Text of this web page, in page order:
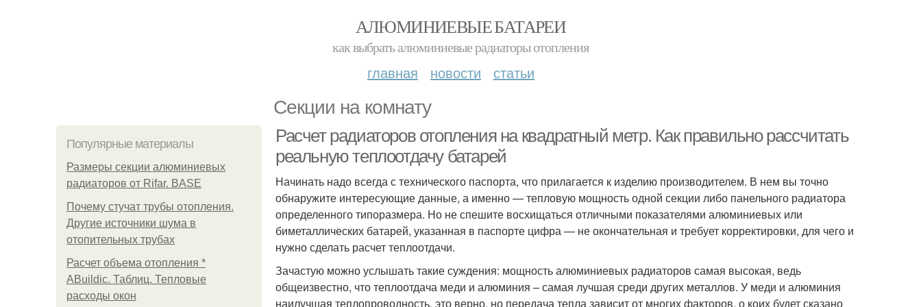
АЛЮМИНИЕВЫЕ БАТАРЕИ
как выбрать алюминиевые радиаторы отопления
главная новости статьи
Секции на комнату
Популярные материалы
Размеры секции алюминиевых
радиаторов от Rifar. BASE
Почему стучат трубы отопления.
Другие источники шума в
отопительных трубах
Расчет объема отопления *
ABuildic. Таблиц. Тепловые
расходы окон
Расчет радиаторов отопления на квадратный метр. Как правильно рассчитать
реальную теплоотдачу батарей
Начинать надо всегда с технического паспорта, что прилагается к изделию производителем. В нем вы точно
обнаружите интересующие данные, а именно — тепловую мощность одной секции либо панельного радиатора
определенного типоразмера. Но не спешите восхищаться отличными показателями алюминиевых или
биметаллических батарей, указанная в паспорте цифра — не окончательная и требует корректировки, для чего и
нужно сделать расчет теплоотдачи.
Зачастую можно услышать такие суждения: мощность алюминиевых радиаторов самая высокая, ведь
общеизвестно, что теплоотдача меди и алюминия – самая лучшая среди других металлов. У меди и алюминия
наилучшая теплопроводность, это верно, но передача тепла зависит от многих факторов, о коих будет сказано